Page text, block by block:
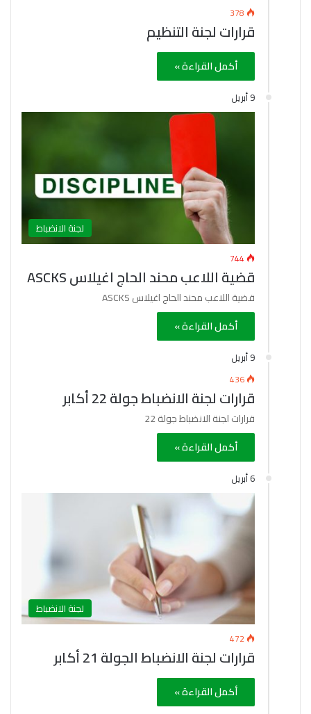
378
قرارات لجنة التنظيم
أكمل القراءة »
9 أبريل
لجنة الانضباط
744
قضية اللاعب محند الحاج اغيلاس ASCKS
قضية اللاعب محند الحاج اغيلاس ASCKS
أكمل القراءة »
9 أبريل
436
قرارات لجنة الانضباط جولة 22 أكابر
قرارات لجنة الانضباط جولة 22
أكمل القراءة »
6 أبريل
لجنة الانضباط
472
قرارات لجنة الانضباط الجولة 21 أكابر
أكمل القراءة »